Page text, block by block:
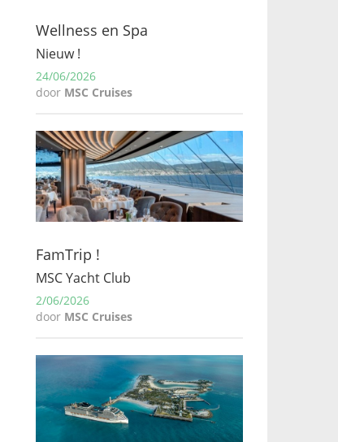
Wellness en Spa
Nieuw !
24/06/2026
door MSC Cruises
FamTrip !
MSC Yacht Club
2/06/2026
door MSC Cruises